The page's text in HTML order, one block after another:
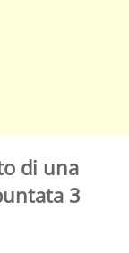
di una
3